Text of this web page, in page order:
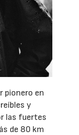
pionero en
y
las fuertes
de 80 km